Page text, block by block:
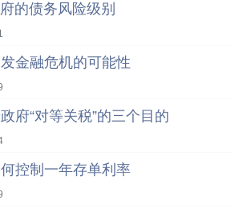
的债务风险级别
金融危机的可能性
府“对等关税”的三个目的
控制一年存单利率